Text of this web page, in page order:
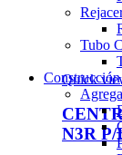
Quick
N3R
Tubo
Construcción